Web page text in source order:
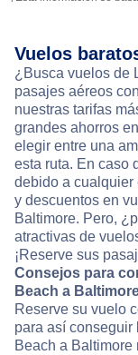
Vuelos
¿Busca vuelos de
pasajes aéreos
nuestras tarifas
grandes ahorros
elegir entre una
esta ruta. En caso
debido a cualquier
y descuentos en
Baltimore. Pero,
atractivas de
¡Reserve sus
Consejos para
Beach a
Reserve su vuelo
para así conseguir
Beach a Baltimore